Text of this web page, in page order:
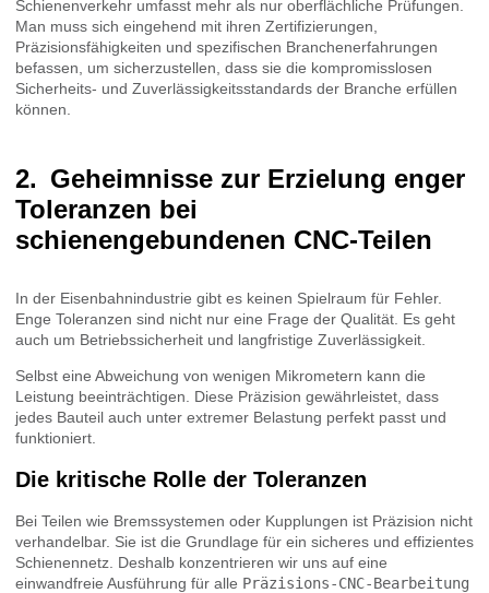
Schienenverkehr umfasst mehr als nur oberflächliche Prüfungen.
Man muss sich eingehend mit ihren Zertifizierungen,
Präzisionsfähigkeiten und spezifischen Branchenerfahrungen
befassen, um sicherzustellen, dass sie die kompromisslosen
Sicherheits- und Zuverlässigkeitsstandards der Branche erfüllen
können.
Geheimnisse zur Erzielung enger
Toleranzen bei
schienengebundenen CNC-Teilen
In der Eisenbahnindustrie gibt es keinen Spielraum für Fehler.
Enge Toleranzen sind nicht nur eine Frage der Qualität. Es geht
auch um Betriebssicherheit und langfristige Zuverlässigkeit.
Selbst eine Abweichung von wenigen Mikrometern kann die
Leistung beeinträchtigen. Diese Präzision gewährleistet, dass
jedes Bauteil auch unter extremer Belastung perfekt passt und
funktioniert.
Die kritische Rolle der Toleranzen
Bei Teilen wie Bremssystemen oder Kupplungen ist Präzision nicht
verhandelbar. Sie ist die Grundlage für ein sicheres und effizientes
Schienennetz. Deshalb konzentrieren wir uns auf eine
einwandfreie Ausführung für alle Präzisions-CNC-Bearbeitung